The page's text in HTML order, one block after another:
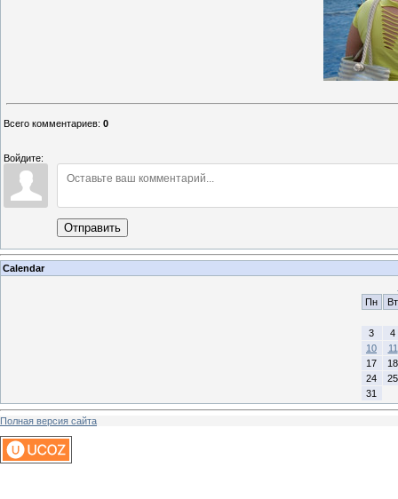
Всего комментариев: 0
Войдите:
Отправить
Calendar
Пн
Вт
3
4
10
11
17
18
24
25
31
Полная версия сайта